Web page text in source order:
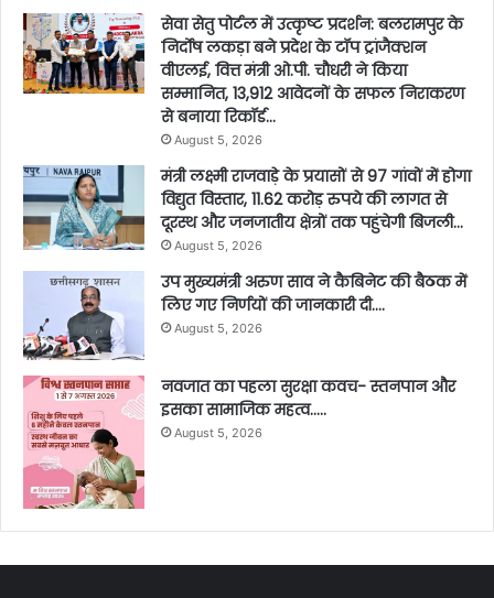
सेवा सेतु पोर्टल में उत्कृष्ट प्रदर्शन: बलरामपुर के
निर्दोष लकड़ा बने प्रदेश के टॉप ट्रांजैक्शन
वीएलई, वित्त मंत्री ओ.पी. चौधरी ने किया
सम्मानित, 13,912 आवेदनों के सफल निराकरण
से बनाया रिकॉर्ड…
August 5, 2026
मंत्री लक्ष्मी राजवाड़े के प्रयासों से 97 गांवों में होगा
विद्युत विस्तार, 11.62 करोड़ रुपये की लागत से
दूरस्थ और जनजातीय क्षेत्रों तक पहुंचेगी बिजली…
August 5, 2026
उप मुख्यमंत्री अरुण साव ने कैबिनेट की बैठक में
लिए गए निर्णयों की जानकारी दी….
August 5, 2026
नवजात का पहला सुरक्षा कवच- स्तनपान और
इसका सामाजिक महत्व…..
August 5, 2026